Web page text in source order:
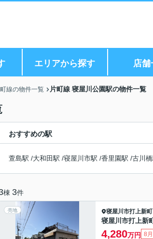
エリアから探す 店舗
線の物件一覧 片町線 寝屋川公園駅の物件一覧
おすすめの駅
萱島駅 /大和田駅 /寝屋川市駅 /香里園駅 /古川
棟 3件
売地 寝屋川市打上新町
寝屋川市打上新
4,280万円 8